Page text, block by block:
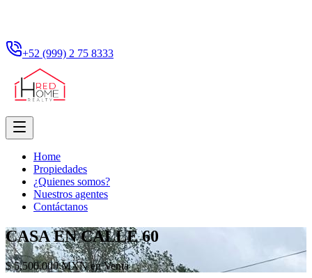
+52 (999) 2 75 8333
Home
Propiedades
¿Quienes somos?
Nuestros agentes
Contáctanos
CASA EN CALLE 60
$ 5,500,000 MXN en Venta